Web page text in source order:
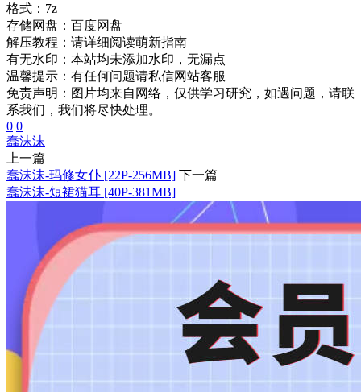
格式： 7z
存储网盘： 百度网盘
解压教程： 请详细阅读萌新指南
有无水印： 本站均未添加水印，无漏点
温馨提示： 有任何问题请私信网站客服
免责声明：图片均来自网络，仅供学习研究，如遇问题，请联
系我们，我们将尽快处理。
0 0
蠢沫沫
上一篇
蠢沫沫-玛修女仆 [22P-256MB] 下一篇
蠢沫沫-短裙猫耳 [40P-381MB]